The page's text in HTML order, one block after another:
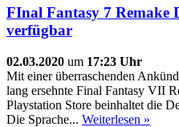
FInal Fantasy 7 Remake
verfügbar
02.03.2020 um 17:23 Uhr
Mit einer überraschenden
lang ersehnte Final Fantasy VII
Playstation Store beinhaltet die
Die Sprache... Weiterlesen »